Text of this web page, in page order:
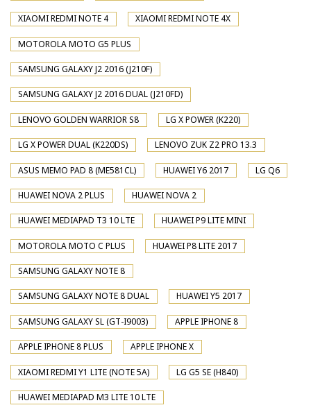
XIAOMI REDMI NOTE 4 XIAOMI REDMI NOTE 4X
MOTOROLA MOTO G5 PLUS
SAMSUNG GALAXY J2 2016 (J210F)
SAMSUNG GALAXY J2 2016 DUAL (J210FD)
LENOVO GOLDEN WARRIOR S8 LG X POWER (K220)
LG X POWER DUAL (K220DS) LENOVO ZUK Z2 PRO 13.3
ASUS MEMO PAD 8 (ME581CL) HUAWEI Y6 2017 LG Q6
HUAWEI NOVA 2 PLUS HUAWEI NOVA 2
HUAWEI MEDIAPAD T3 10 LTE HUAWEI P9 LITE MINI
MOTOROLA MOTO C PLUS HUAWEI P8 LITE 2017
SAMSUNG GALAXY NOTE 8
SAMSUNG GALAXY NOTE 8 DUAL HUAWEI Y5 2017
SAMSUNG GALAXY SL (GT-I9003) APPLE IPHONE 8
APPLE IPHONE 8 PLUS APPLE IPHONE X
XIAOMI REDMI Y1 LITE (NOTE 5A) LG G5 SE (H840)
HUAWEI MEDIAPAD M3 LITE 10 LTE